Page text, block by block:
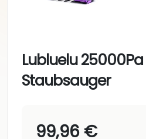
Lubluelu
Staubsauger
99,96 €